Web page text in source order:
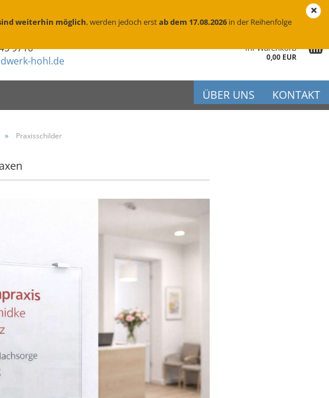
9710
hohl.de
Ihr Warenkorb
0,00 EUR
weiterhin möglich, werden jedoch erstab dem 17.08.2026 in der Reihenfolge
Abstandhalter
Folienbeschriftung
ÜBER UNS KONTAKT
» Praxisschilder